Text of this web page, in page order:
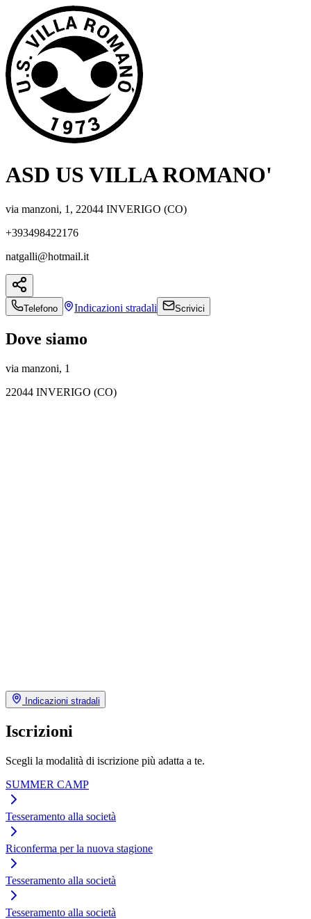
ASD US VILLA ROMANO'
via manzoni, 1, 22044 INVERIGO (CO)
+393498422176
natgalli@hotmail.it
Telefono Indicazioni stradali Scrivici
Dove siamo
via manzoni, 1
22044 INVERIGO (CO)
Indicazioni stradali
Iscrizioni
Scegli la modalità di iscrizione più adatta a te.
SUMMER CAMP
Tesseramento alla società
Riconferma per la nuova stagione
Tesseramento alla società
Tesseramento alla società